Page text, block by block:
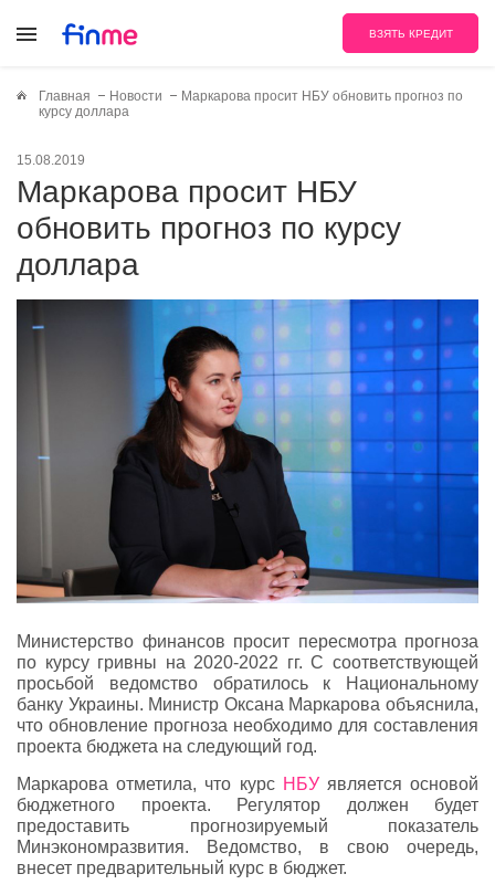
ВЗЯТЬ КРЕДИТ
Главная Новости
Маркарова просит НБУ обновить прогноз по
курсу доллара
15.08.2019
Маркарова просит НБУ
обновить прогноз по курсу
доллара
Министерство финансов просит пересмотра прогноза
по курсу гривны на 2020-2022 гг. С соответствующей
просьбой ведомство обратилось к Национальному
банку Украины. Министр Оксана Маркарова объяснила,
что обновление прогноза необходимо для составления
проекта бюджета на следующий год.
Маркарова отметила, что курс НБУ является основой
бюджетного проекта. Регулятор должен будет
предоставить прогнозируемый показатель
Минэкономразвития. Ведомство, в свою очередь,
внесет предварительный курс в бюджет.